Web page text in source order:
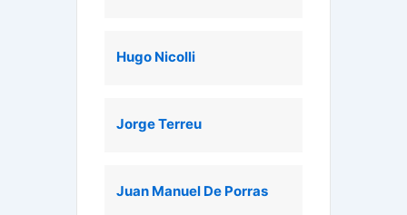
Hugo Nicolli
Jorge Terreu
Juan Manuel De Porras